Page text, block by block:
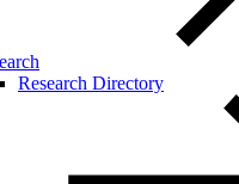
Research Directory